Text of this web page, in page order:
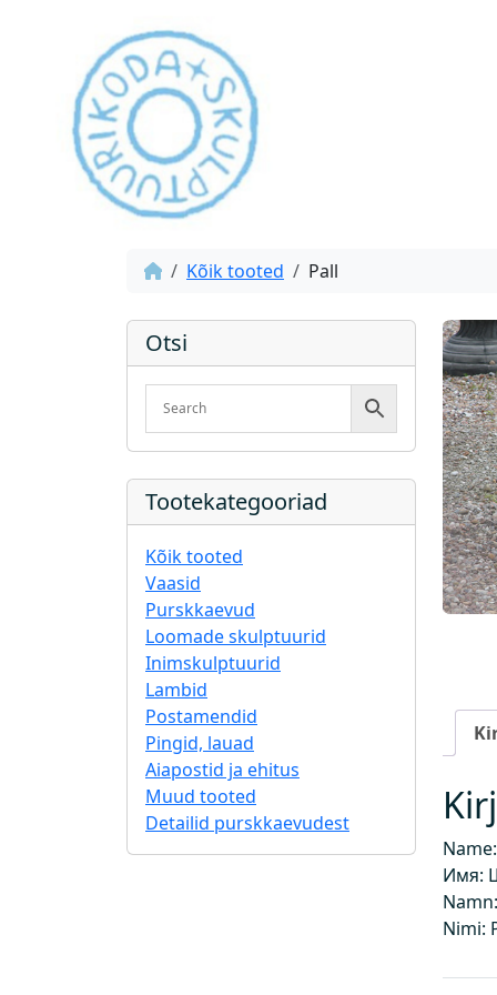
Kõik tooted Pall
Otsi
Tootekategooriad
Kõik tooted
Vaasid
Purskkaevud
Loomade skulptuurid
Inimskulptuurid
Lambid
Postamendid
Pingid, lauad
Aiapostid ja ehitus
Muud tooted
Detailid purskkaevudest
Имя:
Nimi: